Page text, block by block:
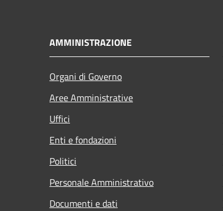
AMMINISTRAZIONE
Organi di Governo
Aree Amministrative
Uffici
Enti e fondazioni
Politici
Personale Amministrativo
Documenti e dati